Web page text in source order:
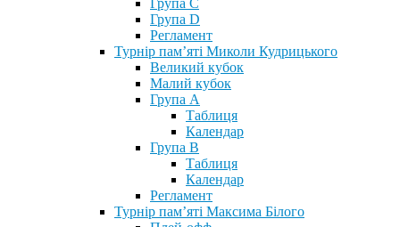
Група С
Група D
Регламент
Турнір пам’яті Миколи Кудрицького
Великий кубок
Малий кубок
Група А
Таблиця
Календар
Група В
Таблиця
Календар
Регламент
Турнір пам’яті Максима Білого